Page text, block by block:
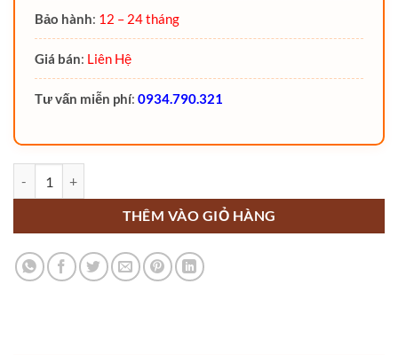
Bảo hành: 12 – 24 tháng
Giá bán: Liên Hệ
Tư vấn miễn phí: 0934.790.321
THÊM VÀO GIỎ HÀNG